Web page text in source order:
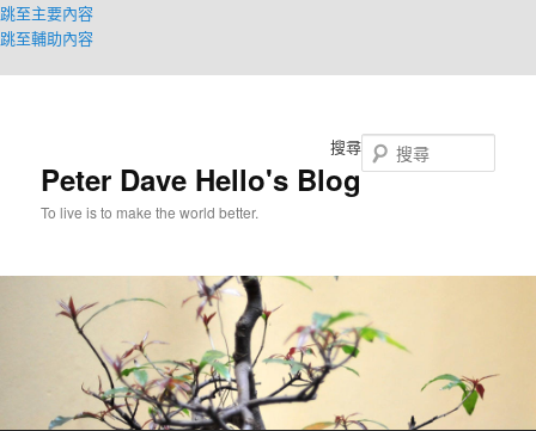
跳至主要內容
跳至輔助內容
Peter Dave Hello's Blog
To live is to make the world better.
搜尋